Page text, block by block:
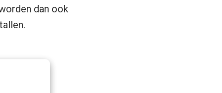
dan ook
kan je